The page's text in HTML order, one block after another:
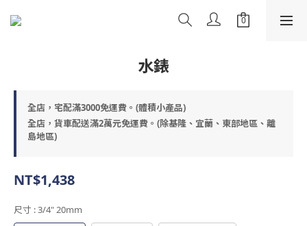
水錶
全店，宅配滿3000免運費。(體積小產品)
全店，貨車配送滿2萬元免運費。(除基隆、宜蘭、東部地區、離
島地區)
NT$1,438
尺寸 : 3/4" 20mm